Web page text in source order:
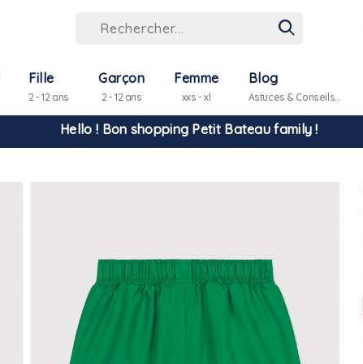
Fille
2 - 12 ans
Garçon
2 - 12 ans
Femme
xxs - xl
Blog
Astuces & Conseils...
Hello ! Bon shopping Petit Bateau family !
La livraison est assurée partout en Tunisie !